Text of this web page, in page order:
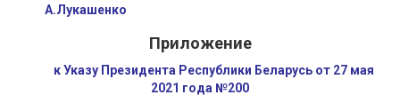
А.Лукашенко
Приложение
к Указу Президента Республики Беларусь от 27 мая
2021 года №200